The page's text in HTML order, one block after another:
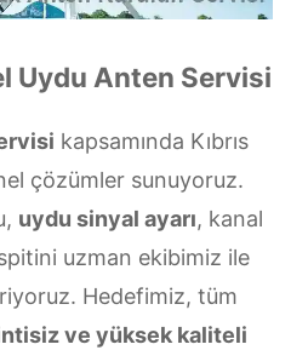
Uydu Anten Servisi
kapsamında Kıbrıs
çözümler sunuyoruz.
uydu sinyal ayarı, kanal
uzman ekibimiz ile
Hedefimiz, tüm
ve yüksek kaliteli